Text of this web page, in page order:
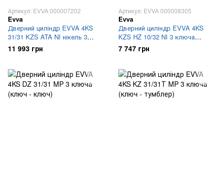
Артикул: EVVA 000007202
Evva
Дверний циліндр EVVA 4KS
31/31 KZS ATA NI нікель 3
ключа (ключ - шток)
11 993 грн
Артикул: EVVA 000008305
Evva
Дверний циліндр EVVA 4KS
KZS HZ 10/32 NI 3 ключа
(ключ - половинка)
7 747 грн